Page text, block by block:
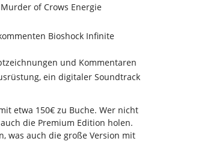
of Crows Energie
Bioshock Infinite
und Kommentaren
ein digitaler Soundtrack
etwa 150€ zu Buche. Wer nicht
die Premium Edition holen.
was auch die große Version mit